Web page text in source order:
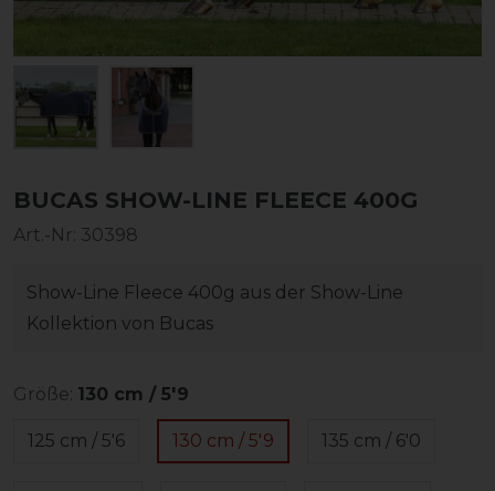
BUCAS SHOW-LINE FLEECE 400G
Art.-Nr: 30398
Show-Line Fleece 400g aus der Show-Line
Kollektion von Bucas
Größe: 130 cm / 5'9
125 cm / 5'6 130 cm / 5'9 135 cm / 6'0